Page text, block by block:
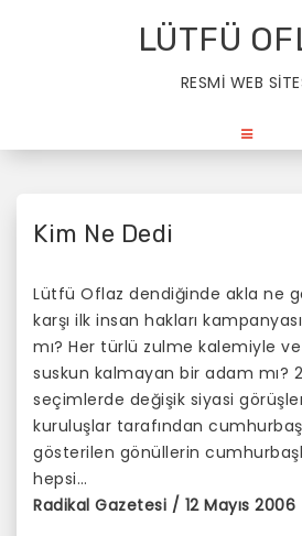
o
LÜTFÜ
RESMİ WEB
Kim Ne Dedi
Lütfü Oflaz dendiğinde akla ne
karşı ilk insan hakları
mı? Her türlü zulme kalemiyle
suskun kalmayan bir adam mı?
seçimlerde değişik siyasi
kuruluşlar tarafından
gösterilen gönüllerin
hepsi…
Radikal Gazetesi / 12 Mayıs 2006